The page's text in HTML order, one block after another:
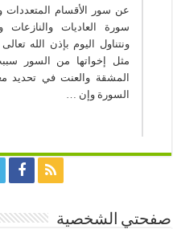
عن سور الأقسام
سورة العاديات والنازعات
ونتناول اليوم بإذن الله
مثل إخواتها من السور
المشقة والعنت في تحديد
السورة وإن …
صفحتي الشخصية